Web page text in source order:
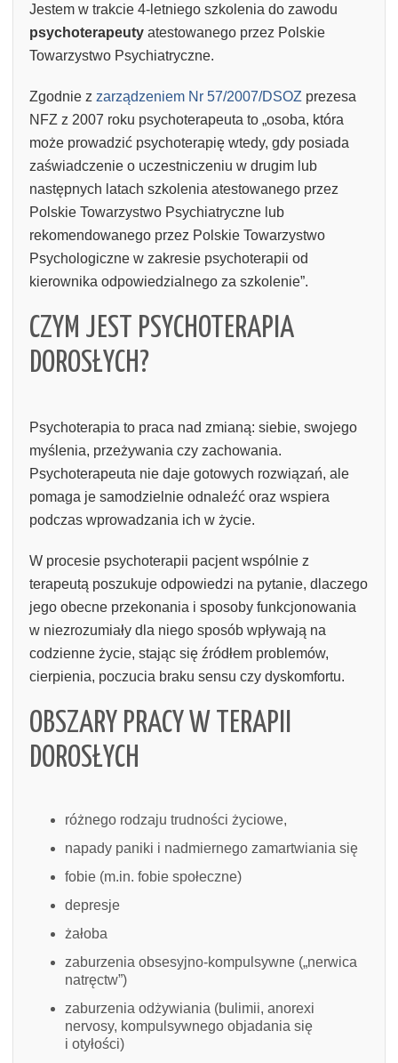
Jestem w trakcie 4-letniego szkolenia do zawodu
psychoterapeuty atestowanego przez Polskie
Towarzystwo Psychiatryczne.
Zgodnie z zarządzeniem Nr 57/2007/DSOZ prezesa
NFZ z 2007 roku psychoterapeuta to „osoba, która
może prowadzić psychoterapię wtedy, gdy posiada
zaświadczenie o uczestniczeniu w drugim lub
następnych latach szkolenia atestowanego przez
Polskie Towarzystwo Psychiatryczne lub
rekomendowanego przez Polskie Towarzystwo
Psychologiczne w zakresie psychoterapii od
kierownika odpowiedzialnego za szkolenie”.
CZYM JEST PSYCHOTERAPIA
DOROSŁYCH?
Psychoterapia to praca nad zmianą: siebie, swojego
myślenia, przeżywania czy zachowania.
Psychoterapeuta nie daje gotowych rozwiązań, ale
pomaga je samodzielnie odnaleźć oraz wspiera
podczas wprowadzania ich w życie.
W procesie psychoterapii pacjent wspólnie z
terapeutą poszukuje odpowiedzi na pytanie, dlaczego
jego obecne przekonania i sposoby funkcjonowania
w niezrozumiały dla niego sposób wpływają na
codzienne życie, stając się źródłem problemów,
cierpienia, poczucia braku sensu czy dyskomfortu.
OBSZARY PRACY W TERAPII
DOROSŁYCH
różnego rodzaju trudności życiowe,
napady paniki i nadmiernego zamartwiania się
fobie (m.in. fobie społeczne)
depresje
żałoba
zaburzenia obsesyjno-kompulsywne („nerwica
natręctw”)
zaburzenia odżywiania (bulimii, anorexi
nervosy, kompulsywnego objadania się
i otyłości)